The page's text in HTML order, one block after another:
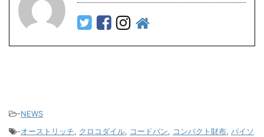
-NEWS
-オーストリッチ, クロコダイル, コードバン, コンパクト財布, パイソ